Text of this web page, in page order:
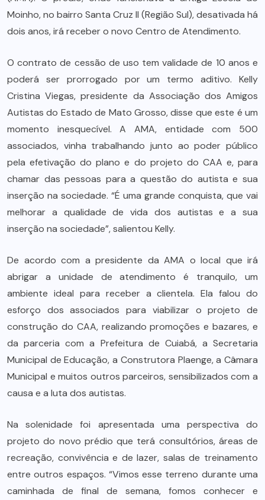
Moinho, no bairro Santa Cruz II (Região Sul), desativada há
dois anos, irá receber o novo Centro de Atendimento.
O contrato de cessão de uso tem validade de 10 anos e
poderá ser prorrogado por um termo aditivo. Kelly
Cristina Viegas, presidente da Associação dos Amigos
Autistas do Estado de Mato Grosso, disse que este é um
momento inesquecível. A AMA, entidade com 500
associados, vinha trabalhando junto ao poder público
pela efetivação do plano e do projeto do CAA e, para
chamar das pessoas para a questão do autista e sua
inserção na sociedade. “É uma grande conquista, que vai
melhorar a qualidade de vida dos autistas e a sua
inserção na sociedade”, salientou Kelly.
De acordo com a presidente da AMA o local que irá
abrigar a unidade de atendimento é tranquilo, um
ambiente ideal para receber a clientela. Ela falou do
esforço dos associados para viabilizar o projeto de
construção do CAA, realizando promoções e bazares, e
da parceria com a Prefeitura de Cuiabá, a Secretaria
Municipal de Educação, a Construtora Plaenge, a Câmara
Municipal e muitos outros parceiros, sensibilizados com a
causa e a luta dos autistas.
Na solenidade foi apresentada uma perspectiva do
projeto do novo prédio que terá consultórios, áreas de
recreação, convivência e de lazer, salas de treinamento
entre outros espaços. “Vimos esse terreno durante uma
caminhada de final de semana, fomos conhecer e